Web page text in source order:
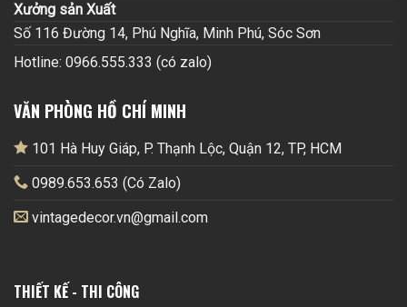
Xưởng sản Xuất
Số 116 Đường 14, Phú Nghĩa, Minh Phú, Sóc Sơn
Hotline: 0966.555.333 (có zalo)
VĂN PHÒNG HỒ CHÍ MINH
101 Hà Huy Giáp, P. Thạnh Lộc, Quận 12, TP, HCM
0989.653.653 (Có Zalo)
vintagedecor.vn@gmail.com
THIẾT KẾ - THI CÔNG